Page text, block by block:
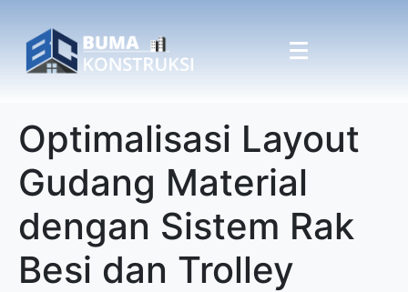
Optimalisasi Layout
Gudang Material
dengan Sistem Rak
Besi dan Trolley